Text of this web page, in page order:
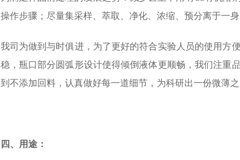
操作步骤；尽量集采样、萃取、净化、浓缩、预分离于一身
我司为做到与时俱进，为了更好的符合实验人员的使用方
稳，瓶口部分圆弧形设计使得倾倒液体更顺畅，我们注重
到不添加回料，认真做好每一道细节，为科研出一份微薄之
四、用途：